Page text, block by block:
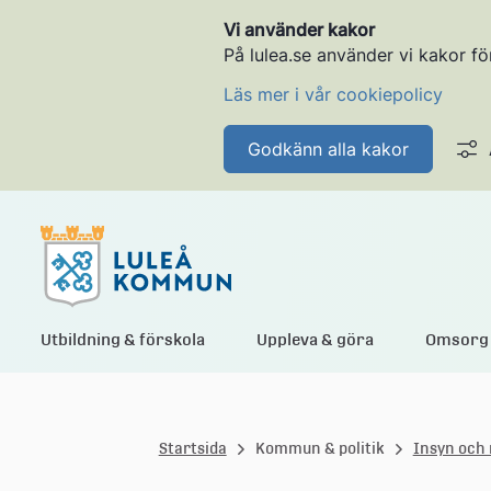
Vi använder kakor
På lulea.se använder vi kakor
Läs mer i vår cookiepolicy
Godkänn alla kakor
L
Utbildning & förskola Uppleva & göra
Startsida Kommun & politik Insyn och